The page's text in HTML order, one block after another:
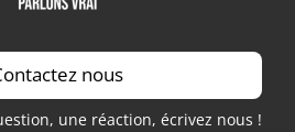
nous
une réaction, écrivez nous !